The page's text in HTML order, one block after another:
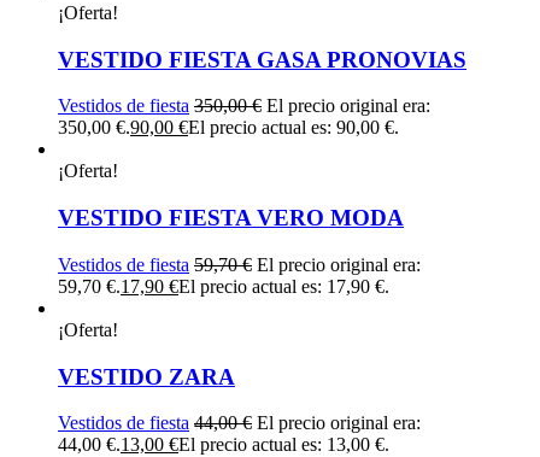
¡Oferta!
VESTIDO FIESTA GASA PRONOVIAS
Vestidos de fiesta 350,00€ El precio original era:
350,00 €.90,00 €El precio actual es: 90,00 €.
¡Oferta!
VESTIDO FIESTA VERO MODA
Vestidos de fiesta 59,70€ El precio original era:
59,70 €.17,90 €El precio actual es: 17,90 €.
¡Oferta!
VESTIDO ZARA
Vestidos de fiesta 44,00€ El precio original era:
44,00 €.13,00 €El precio actual es: 13,00 €.